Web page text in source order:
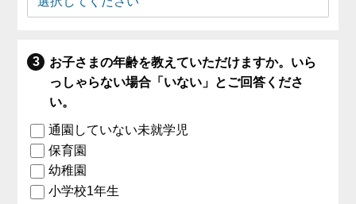
お子さまの年齢を教えていただけますか。いら
っしゃらない場合「いない」とご回答くださ
い。
通園していない未就学児
保育園
幼稚園
小学校1年生